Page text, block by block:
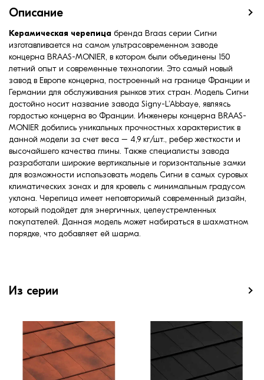
Описание
Керамическая черепица бренда Braas серии Сигни
изготавливается на самом ультрасовременном заводе
концерна BRAAS-MONIER, в котором были объединены 150
летний опыт и современные технологии. Это самый новый
завод в Европе концерна, построенный на границе Франции и
Германии для обслуживания рынков этих стран. Модель Сигни
достойно носит название завода Signy-L’Abbaye, являясь
гордостью концерна во Франции. Инженеры концерна BRAAS-
MONIER добились уникальных прочностных характеристик в
данной модели за счет веса – 4,9 кг/шт., ребер жесткости и
высочайшего качества глины. Также специалисты завода
разработали широкие вертикальные и горизонтальные замки
для возможности использовать модель Сигни в самых суровых
климатических зонах и для кровель с минимальным градусом
уклона. Черепица имеет неповторимый современный дизайн,
который подойдет для энергичных, целеустремленных
покупателей. Данная модель может набираться в шахматном
порядке, что добавляет ей шарма.
Из серии